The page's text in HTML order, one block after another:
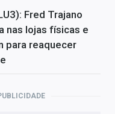
Fred Trajano
nas lojas físicas e
para reaquecer